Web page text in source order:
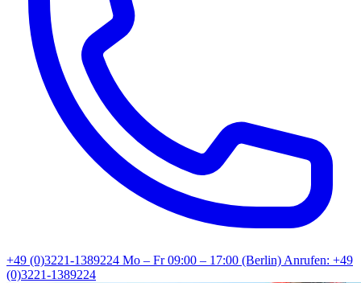
+49 (0)3221-1389224 Mo – Fr 09:00 – 17:00 (Berlin)Anrufen: +49
(0)3221-1389224